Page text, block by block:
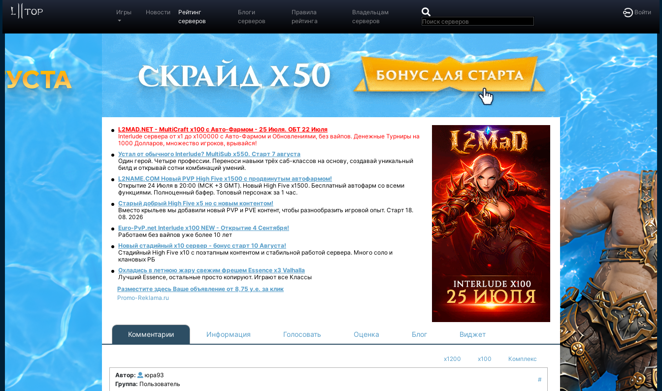
Войти
Игры Новости
Рейтинг
серверов
Блоги
серверов
Правила
рейтинга
Владельцам
серверов
L2MAD.NET - MultiCraft x100 с Авто-Фармом - 25 Июля. ОБТ 22 Июля
Interlude сервера от х1 до х100000 с Авто-Фармом и Обновлениями, без вайпов. Денежные Турниры на
1000 Долларов, множество игроков, врывайся!
Устал от обычного Interlude? MultiSub x550. Старт 7 августа
Один герой. Четыре профессии. Переноси навыки трёх саб-классов на основу, создавай уникальный
билд и открывай сотни комбинаций умений.
L2NAME.COM Новый PVP High Five x1500 с продвинутым автофармом!
Открытие 24 Июля в 20:00 (МСК +3 GMT). Новый High Five x1500. Бесплатный автофарм со всеми
функциями. Полноценный бафер. Топовый персонаж за 1 час.
Старый добрый High Five x5 но с новым контентом!
Вместо крыльев мы добавили новый PVP и PVE контент, чтобы разнообразить игровой опыт. Старт 18.
08. 2026
Euro-PvP.net Interlude х100 NEW - Открытие 4 Сентября!
Работаем без вайпов уже более 10 лет
Новый стадийный х10 сервер - бонус старт 10 Августа!
Стадийный High Five x10 с поэтапным контентом и стабильной работой сервера. Много соло и
клановых РБ
Охладись в летнюю жару свежим фрешем Essence x3 Valhalla
Лучший Essence, остальные просто копируют. Играют все Классы
Разместите здесь Ваше объявление от 8,75 у.е. за клик
Promo-Reklama.ru
Комментарии Информация Голосовать Оценка Блог Виджет
x1200 x100 Комплекс
Автор:
юра93
Группа: Пользователь
#